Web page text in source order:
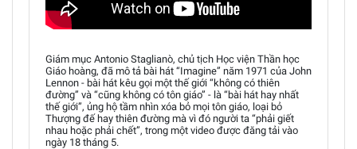
Giám mục Antonio Staglianò, chủ tịch Học viện Thần học
Giáo hoàng, đã mô tả bài hát “Imagine” năm 1971 của John
Lennon - bài hát kêu gọi một thế giới “không có thiên
đường” và “cũng không có tôn giáo” - là “bài hát hay nhất
thế giới”, ủng hộ tầm nhìn xóa bỏ mọi tôn giáo, loại bỏ
Thượng đế hay thiên đường mà vì đó người ta “phải giết
nhau hoặc phải chết”, trong một video được đăng tải vào
ngày 18 tháng 5.